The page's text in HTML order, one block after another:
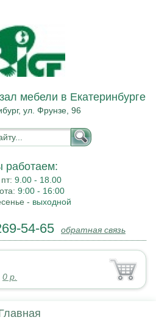
мебели в Екатеринбурге
ул. Фрунзе, 96
работаем:
9.00 - 18.00
9:00 - 16:00
- выходной
54-65 обратная связь
0 р.